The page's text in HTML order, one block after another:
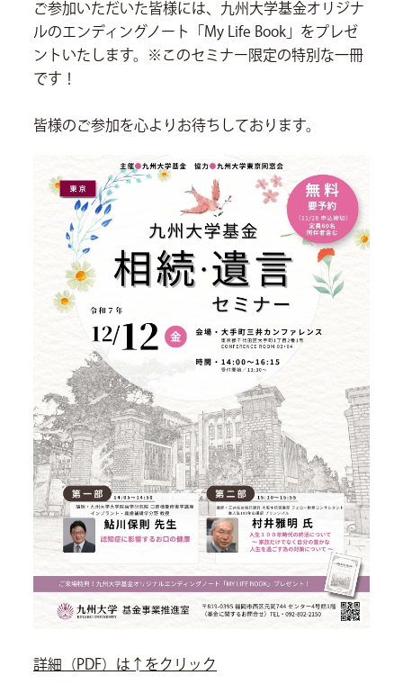
ご参加いただいた皆様には、九州大学基金オリジナ
ルのエンディングノート「My Life Book」をプレゼ
ントいたします。※このセミナー限定の特別な一冊
です！
皆様のご参加を心よりお待ちしております。
詳細（PDF）は↑をクリック